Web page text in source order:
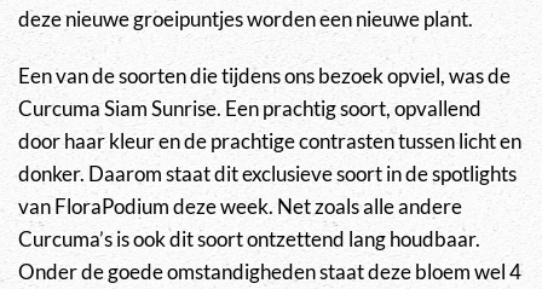
deze nieuwe groeipuntjes worden een nieuwe plant.
Een van de soorten die tijdens ons bezoek opviel, was de
Curcuma Siam Sunrise. Een prachtig soort, opvallend
door haar kleur en de prachtige contrasten tussen licht en
donker. Daarom staat dit exclusieve soort in de spotlights
van FloraPodium deze week. Net zoals alle andere
Curcuma’s is ook dit soort ontzettend lang houdbaar.
Onder de goede omstandigheden staat deze bloem wel 4